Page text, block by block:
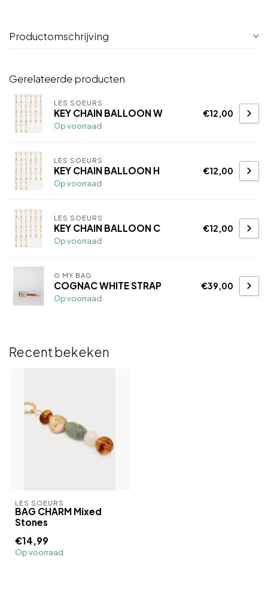
Productomschrijving
Gerelateerde producten
LES SOEURS
KEY CHAIN BALLOON W
Op voorraad
€12,00
LES SOEURS
KEY CHAIN BALLOON H
Op voorraad
€12,00
LES SOEURS
KEY CHAIN BALLOON C
Op voorraad
€12,00
O MY BAG
COGNAC WHITE STRAP
Op voorraad
€39,00
Recent bekeken
LES SOEURS
BAG CHARM Mixed
Stones
€14,99
Op voorraad